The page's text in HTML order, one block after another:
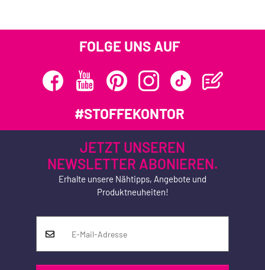
FOLGE UNS AUF
#STOFFEKONTOR
JETZT UNSEREN
NEWSLETTER ABONIEREN.
Erhalte unsere Nähtipps, Angebote und
Produktneuheiten!